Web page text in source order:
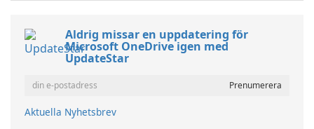
Aldrig missar en uppdatering för
Microsoft OneDrive igen med
UpdateStar
Aktuella Nyhetsbrev